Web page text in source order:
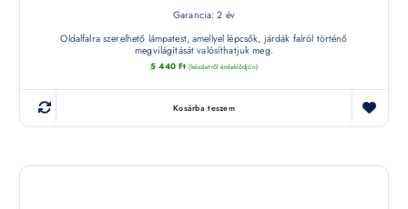
Garancia: 2 év
Oldalfalra szerelhető lámpatest, amellyel lépcsők, járdák falról történő
megvilágítását valósíthatjuk meg.
5 440 Ft (készletről érdeklődjön)
Kosárba teszem